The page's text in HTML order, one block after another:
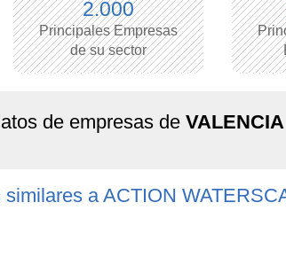
2.000
Principales Empresas
de su sector
de empresas deVALENCIA
a ACTION